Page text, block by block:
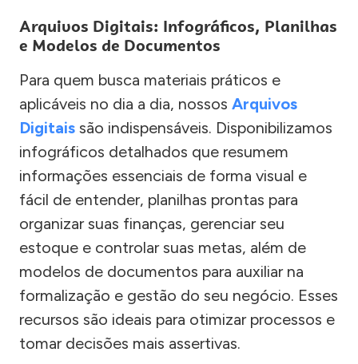
Arquivos Digitais: Infográficos, Planilhas
e Modelos de Documentos
Para quem busca materiais práticos e
aplicáveis no dia a dia, nossos Arquivos
Digitais são indispensáveis. Disponibilizamos
infográficos detalhados que resumem
informações essenciais de forma visual e
fácil de entender, planilhas prontas para
organizar suas finanças, gerenciar seu
estoque e controlar suas metas, além de
modelos de documentos para auxiliar na
formalização e gestão do seu negócio. Esses
recursos são ideais para otimizar processos e
tomar decisões mais assertivas.